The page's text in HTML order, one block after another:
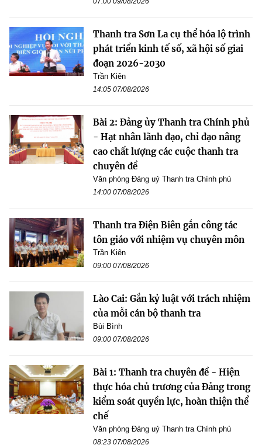
Thanh tra Sơn La cụ thể hóa lộ trình
phát triển kinh tế số, xã hội số giai
đoạn 2026-2030
Trần Kiên
14:05 07/08/2026
Bài 2: Đảng ủy Thanh tra Chính phủ
- Hạt nhân lãnh đạo, chỉ đạo nâng
cao chất lượng các cuộc thanh tra
chuyên đề
Văn phòng Đảng uỷ Thanh tra Chính phủ
14:00 07/08/2026
Thanh tra Điện Biên gắn công tác
tôn giáo với nhiệm vụ chuyên môn
Trần Kiên
09:00 07/08/2026
Lào Cai: Gắn kỷ luật với trách nhiệm
của mỗi cán bộ thanh tra
Bùi Bình
09:00 07/08/2026
Bài 1: Thanh tra chuyên đề - Hiện
thực hóa chủ trương của Đảng trong
kiểm soát quyền lực, hoàn thiện thể
chế
Văn phòng Đảng uỷ Thanh tra Chính phủ
08:23 07/08/2026